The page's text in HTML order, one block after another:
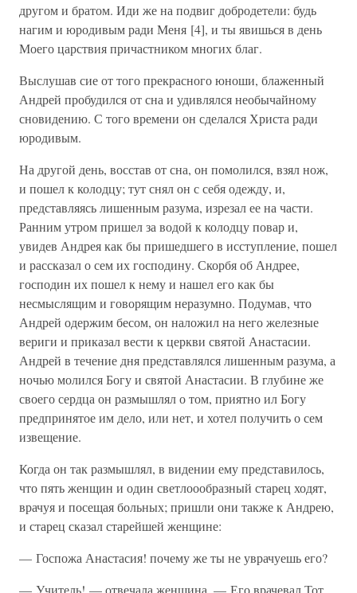
другом и братом. Иди же на подвиг добродетели: будь
нагим и юродивым ради Меня [4], и ты явишься в день
Моего царствия причастником многих благ.
Выслушав сие от того прекрасного юноши, блаженный
Андрей пробудился от сна и удивлялся необычайному
сновидению. С того времени он сделался Христа ради
юродивым.
На другой день, восстав от сна, он помолился, взял нож,
и пошел к колодцу; тут снял он с себя одежду, и,
представляясь лишенным разума, изрезал ее на части.
Ранним утром пришел за водой к колодцу повар и,
увидев Андрея как бы пришедшего в исступление, пошел
и рассказал о сем их господину. Скорбя об Андрее,
господин их пошел к нему и нашел его как бы
несмыслящим и говорящим неразумно. Подумав, что
Андрей одержим бесом, он наложил на него железные
вериги и приказал вести к церкви святой Анастасии.
Андрей в течение дня представлялся лишенным разума, а
ночью молился Богу и святой Анастасии. В глубине же
своего сердца он размышлял о том, приятно ил Богу
предпринятое им дело, или нет, и хотел получить о сем
извещение.
Когда он так размышлял, в видении ему представилось,
что пять женщин и один светлоообразный старец ходят,
врачуя и посещая больных; пришли они также к Андрею,
и старец сказал старейшей женщине:
— Госпожа Анастасия! почему же ты не уврачуешь его?
— Учитель! — отвечала женщина. — Его врачевал Тот,